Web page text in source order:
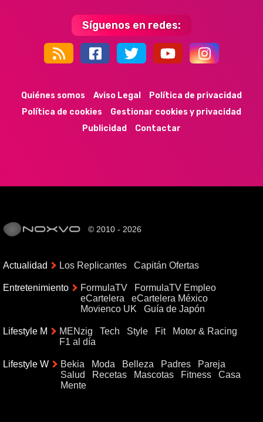
Síguenos en redes:
Quiénes somos Aviso Legal
Política de privacidad
Política de cookies
Gestionar cookies y privacidad
Publicidad
Contactar
© 2010 - 2026
Actualidad Los Replicantes Capitán Ofertas
Entretenimiento FormulaTV
FormulaTV Empleo
eCartelera
eCartelera México
Movienco UK
Guía de Japón
Lifestyle M MENzig Tech Style Fit
Motor & Racing
F1 al día
Lifestyle W Bekia Moda Belleza Padres
Pareja
Salud
Recetas Mascotas Fitness
Casa
Mente